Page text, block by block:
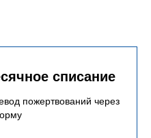
списание
пожертвований через